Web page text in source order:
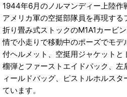
1944年6月のノルマンディー上陸作
アメリカ軍の空挺部隊員を再現する
折り畳み式ストックのM1A1カービ
情で小走りで移動中のポーズでモデ
付ヘルメット、空挺用ジャケット
榴弾とファーストエイドパック、
ィールドバッグ、ピストルホルス
ています。